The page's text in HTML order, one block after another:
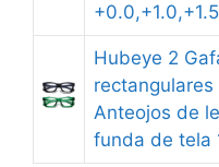
Hubeye 2
Anteojos de
funda de tela